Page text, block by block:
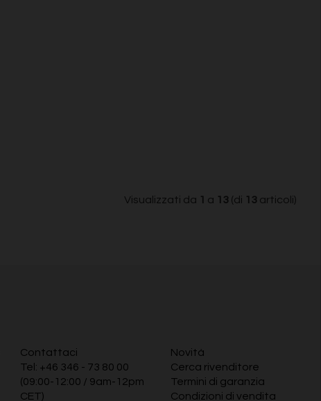
Visualizzati da 1 a 13 (di 13 articoli)
Contattaci
Tel: +46 346 - 73 80 00
(09:00-12:00 / 9am-12pm
CET)
Novità
Cerca rivenditore
Termini di garanzia
Condizioni di vendita